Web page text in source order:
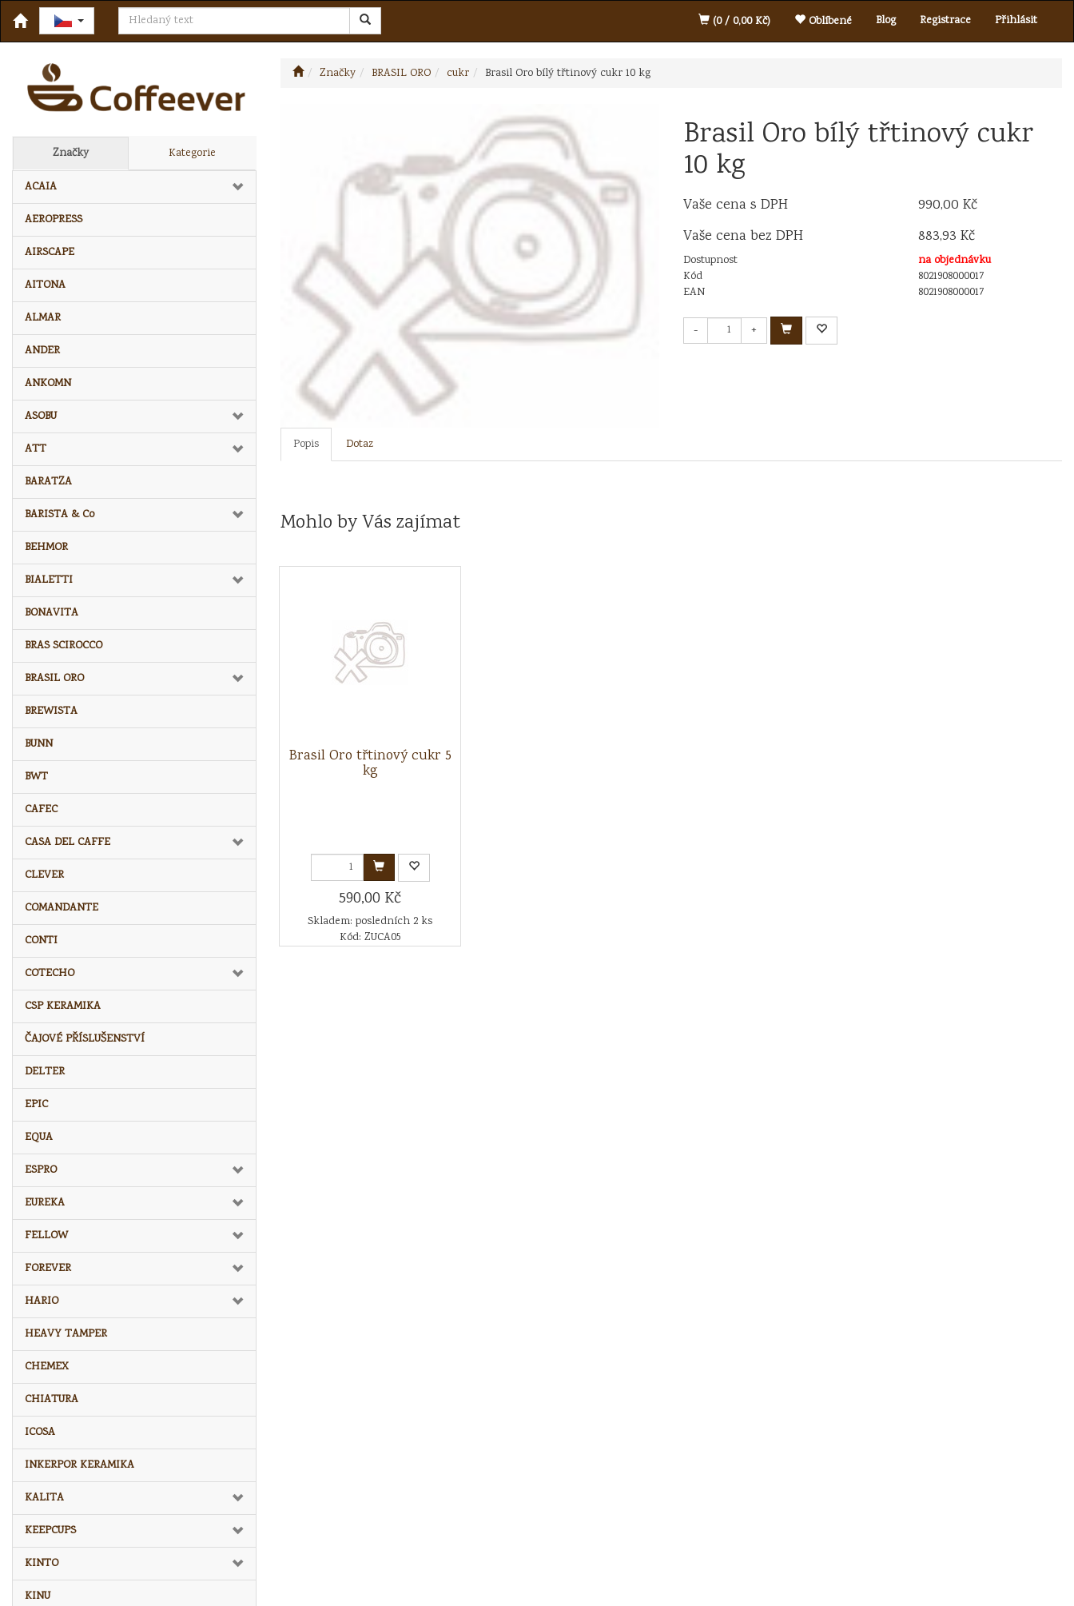
Blog Registrace Přihlásit
(0 / 0,00 Kč) Oblíbené
Značky Kategorie
ACAIA
AEROPRESS
AIRSCAPE
AITONA
ALMAR
ANDER
ANKOMN
ASOBU
ATT
BARATZA
BARISTA & Co
BEHMOR
BIALETTI
BONAVITA
BRAS SCIROCCO
BRASIL ORO
BREWISTA
BUNN
BWT
CAFEC
CASA DEL CAFFE
CLEVER
COMANDANTE
CONTI
COTECHO
CSP KERAMIKA
ČAJOVÉ PŘÍSLUŠENSTVÍ
DELTER
EPIC
EQUA
ESPRO
EUREKA
FELLOW
FOREVER
HARIO
HEAVY TAMPER
CHEMEX
CHIATURA
ICOSA
INKERPOR KERAMIKA
KALITA
KEEPCUPS
KINTO
KINU
Značky BRASIL ORO cukr Brasil Oro bílý třtinový cukr 10 kg
Brasil Oro bílý třtinový cukr
10 kg
Vaše cena s DPH
990,00 Kč
Vaše cena bez DPH
883,93 Kč
Dostupnost
na objednávku
Kód
8021908000017
EAN
8021908000017
- +
Popis Dotaz
Mohlo by Vás zajímat
Brasil Oro třtinový cukr 5
kg
590,00 Kč
Skladem: posledních 2 ks
Kód: ZUCA05